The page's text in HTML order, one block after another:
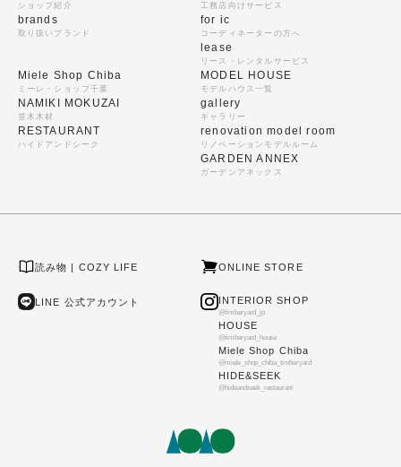
ショップ紹介
brands
取り扱いブランド
工務店向けサービス
for ic
コーディネーターの方へ
lease
リース・レンタルサービス
Miele Shop Chiba
ミーレ・ショップ千葉
NAMIKI MOKUZAI
並木木材
RESTAURANT
ハイドアンドシーク
MODEL HOUSE
モデルハウス一覧
gallery
ギャラリー
renovation model room
リノベーションモデルルーム
GARDEN ANNEX
ガーデンアネックス
読み物 | COZY LIFE ONLINE STORE
LINE 公式アカウント INTERIOR SHOP
@timberyard_jp
HOUSE
@timberyard_house
Miele Shop Chiba
@miele_shop_chiba_timberyard
HIDE&SEEK
@hideandseek_restaurant